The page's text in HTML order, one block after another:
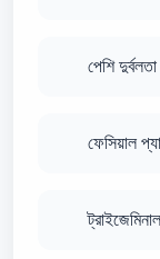
পেশি
ফেসিয়াল